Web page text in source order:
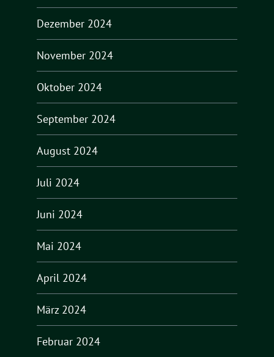
Dezember 2024
November 2024
Oktober 2024
September 2024
August 2024
Juli 2024
Juni 2024
Mai 2024
April 2024
März 2024
Februar 2024